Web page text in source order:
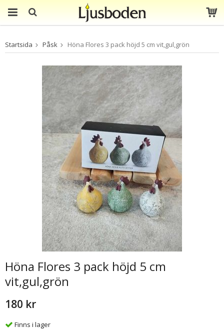
Produkten har blivit
tillagd i varukorgen
Startsida Påsk Höna Flores 3 pack höjd 5 cm vit,gul,grön
Höna Flores 3 pack höjd 5 cm
vit,gul,grön
180 kr
Finns i lager